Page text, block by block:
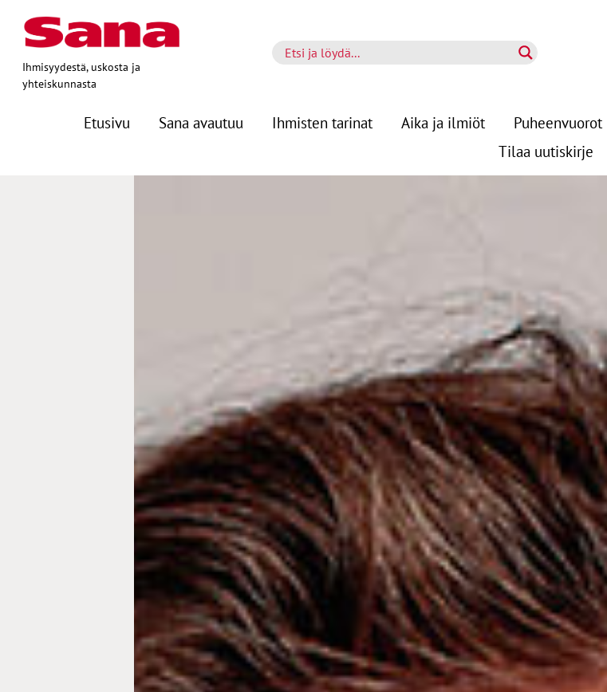
Ihmisyydestä, uskosta ja
yhteiskunnasta
Etusivu Sana avautuu Ihmisten tarinat Aika ja ilmiöt Puheenvuorot
Tilaa uutiskirje